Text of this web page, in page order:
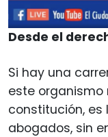
Desde el
Si hay una
este organismo
constitución,
abogados, sin